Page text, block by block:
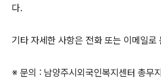
다.
기타 자세한 사항은 전화 또는 이메일로
※ 문의 : 남양주시외국인복지센터 총무